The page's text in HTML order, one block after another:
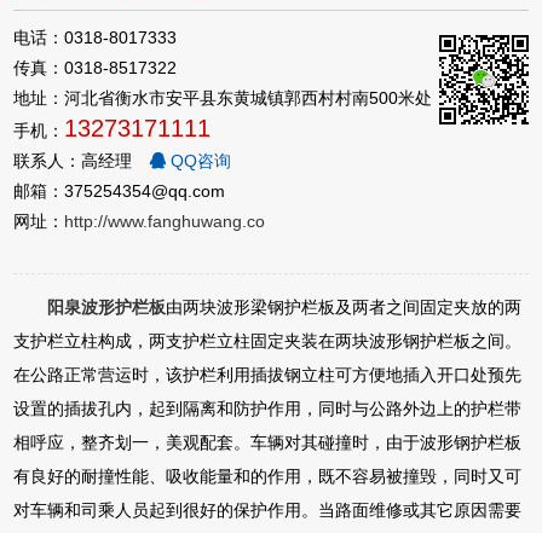
电话：0318-8017333
传真：0318-8517322
地址：河北省衡水市安平县东黄城镇郭西村村南500米处
手机： 13273171111
联系人：高经理
QQ咨询
邮箱：375254354@qq.com
网址： http://www.fanghuwang.co
阳泉波形护栏板由两块波形梁钢护栏板及两者之间固定夹放的两
支护栏立柱构成，两支护栏立柱固定夹装在两块波形钢护栏板之间。
在公路正常营运时，该护栏利用插拔钢立柱可方便地插入开口处预先
设置的插拔孔内，起到隔离和防护作用，同时与公路外边上的护栏带
相呼应，整齐划一，美观配套。车辆对其碰撞时，由于波形钢护栏板
有良好的耐撞性能、吸收能量和的作用，既不容易被撞毁，同时又可
对车辆和司乘人员起到很好的保护作用。当路面维修或其它原因需要